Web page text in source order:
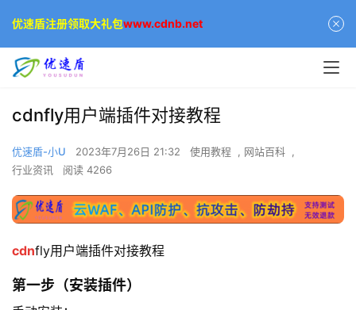
cdnfly用户端插件对接教程
优速盾-小U 2023年7月26日 21:32 使用教程 , 网站百科
,
行业资讯
阅读 4266
cdnfly用户端插件对接教程
第一步（安装插件）
优速盾注册领取大礼包www.cdnb.net